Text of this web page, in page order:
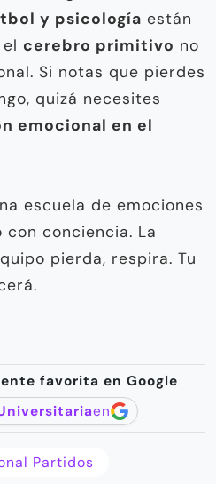
y psicología están
cerebro primitivo no
Si notas que pierdes
quizá necesites
emocional en el
escuela de emociones
conciencia. La
pierda, respira. Tu
favorita en Google
en
Partidos